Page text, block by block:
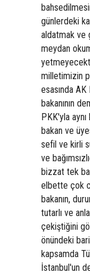
günlerdeki
aldatmak ve
meydan
milletimizin
esasında
bakanının
PKK'yla
bakan ve
sefil ve kirli
ve
bizzat tek
elbette çok
bakanın,
tutarlı ve
çekiştiğini
önündeki
kapsamda
İstanbul'un